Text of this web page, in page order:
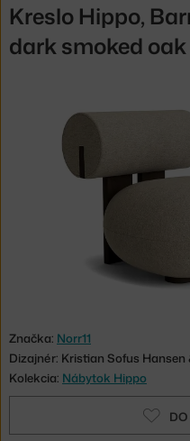
Kreslo Hippo,
dark smoked oak
Značka: Norr11
Dizajnér: Kristian Sofus
Kolekcia: Nábytok Hippo